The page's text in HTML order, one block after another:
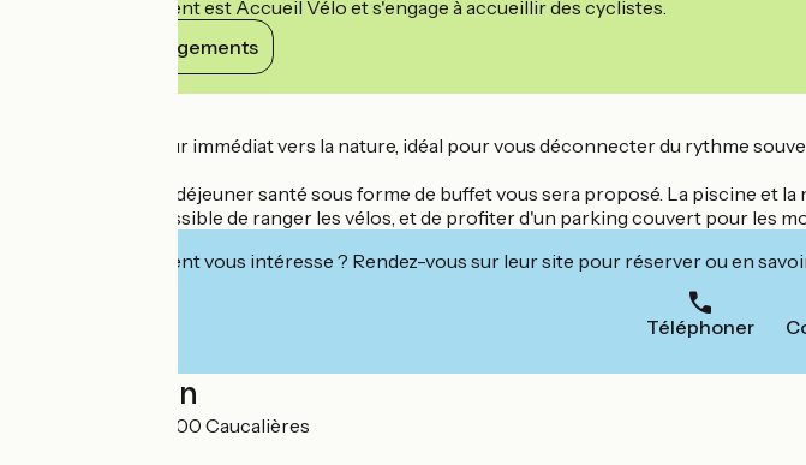
Cet établissement est Accueil Vélo et s'engage à accueillir des cyclistes.
Voir ses engagements
Savourer un retour immédiat vers la nature, idéal pour vous déconnecter du rythme
Le matin un petit-déjeuner santé sous forme de buffet vous sera proposé. La piscine et
est également possible de ranger les vélos, et de profiter d'un parking couvert pour les
Cet établissement vous intéresse ? Rendez-vous sur leur site pour réserver ou en
Téléphoner
Localisation
2 rue du lavoir 81200 Caucalières